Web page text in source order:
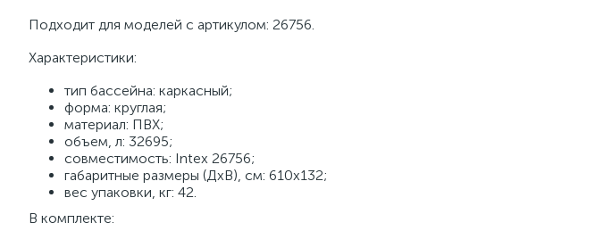
Подходит для моделей с артикулом: 26756.
Характеристики:
тип бассейна: каркасный;
форма: круглая;
материал: ПВХ;
объем, л: 32695;
совместимость: Intex 26756;
габаритные размеры (ДхВ), см: 610х132;
вес упаковки, кг: 42.
В комплекте: